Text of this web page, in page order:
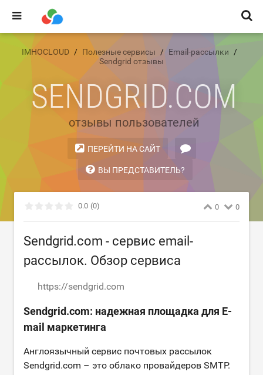
IMHOCLOUD Полезные сервисы
Email-рассылки
Sendgrid отзывы
SENDGRID.COM
отзывы пользователей
ПЕРЕЙТИ НА САЙТ
ВЫ ПРЕДСТАВИТЕЛЬ?
0.0 (0) 0 0
Sendgrid.com - сервис email-
рассылок. Обзор сервиса
https://sendgrid.com
Sendgrid.com: надежная площадка для E-
mail маркетинга
Англоязычный сервис почтовых рассылок
Sendgrid.com – это облако провайдеров SMTP.